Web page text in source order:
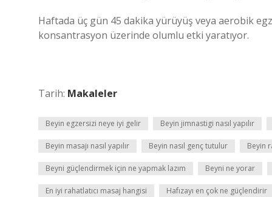
Haftada üç gün 45 dakika yürüyüş veya aerobik
konsantrasyon üzerinde olumlu etki yaratıyor.
Tarih: Makaleler
Beyin egzersizi neye iyi gelir Beyin jimnastigi nasıl yapılır
Beyin masajı nasıl yapılır Beyin nasıl genç tutulur Beyin
Beyni güçlendirmek için ne yapmak lazım Beyni ne yorar
En iyi rahatlatıcı masaj hangisi Hafızayı en çok ne güçlendirir